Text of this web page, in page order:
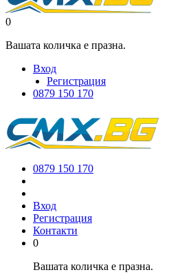
0
Вашата количка е празна.
Вход
Регистрация
0879 150 170
0879 150 170
Вход
Регистрация
Контакти
0
Вашата количка е празна.